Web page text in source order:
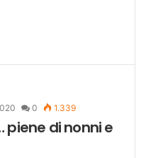
0 1.339
di nonni e